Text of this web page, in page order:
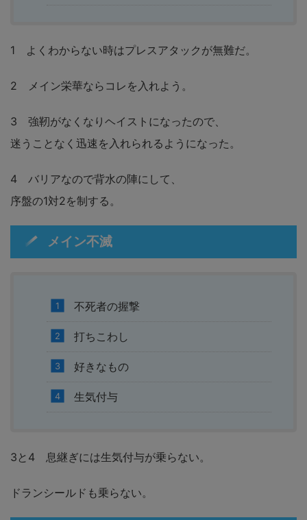
1 よくわからない時はプレスアタックが無難だ。
2 メイン栄華ならコレを入れよう。
3 強靭がなくなりヘイストになったので、
迷うことなく迅速を入れられるようになった。
4 バリアなので背水の陣にして、
序盤の1対2を制する。
メイン不滅
不死者の握撃
打ちこわし
好きなもの
生気付与
3と4 息継ぎには生気付与が乗らない。
ドランシールドも乗らない。